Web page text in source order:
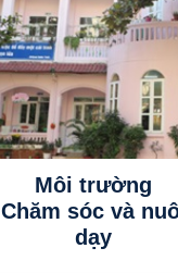
Môi trường
Chăm sóc và
dạy